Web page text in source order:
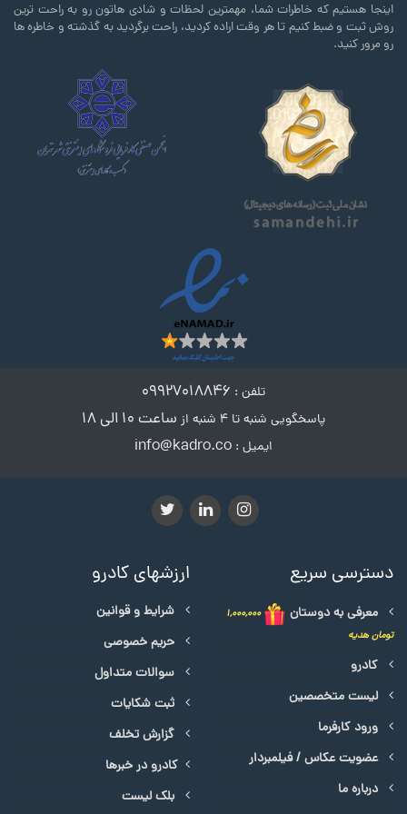
اینجا هستیم که خاطرات شما، مهمترین لحظات و شادی هاتون رو به راحت ترین
روش ثبت و ضبط کنیم تا هر وقت اراده کردید، راحت برگردید به گذشته و خاطره ها
رو مرور کنید.
تلفن : ۰۹۹۲۷۰۱۸۸۴۶
پاسخگویی شنبه تا ۴ شنبه از ساعت ۱۰ الی ۱۸
ایمیل : info@kadro.co
دسترسی سریع
معرفی به دوستان
۱,۰۰۰,۰۰۰
تومان هدیه
کادرو
لیست متخصصین
ورود کارفرما
عضویت عکاس / فیلمبردار
درباره ما
ارزشهای کادرو
شرایط و قوانین
حریم خصوصی
سوالات متداول
ثبت شکایات
گزارش تخلف
کادرو در خبرها
بلک لیست